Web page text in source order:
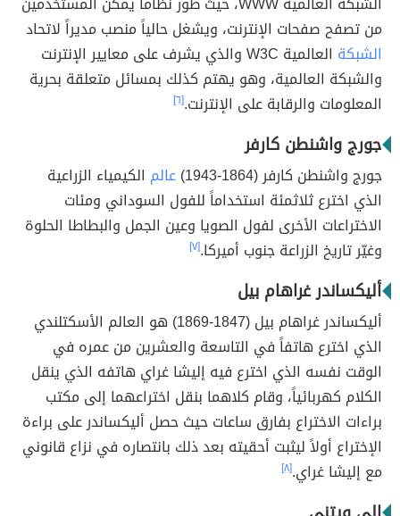
من تصفح صفحات الإنترنت، ويشغل حالياً منصب مديراً لاتحاد
الشبكة
العالمية W3C والذي يشرف على معايير الإنترنت
والشبكة العالمية، وهو يهتم كذلك بمسائل متعلقة بحرية
المعلومات والرقابة على الإنترنت.[٦]
جورج واشنطن كارفر
جورج واشنطن كارفر (1864-1943) عالم الكيمياء الزراعية
الذي اخترع ثلاثمئة استخداماً للفول السوداني ومئات
الاختراعات الأخرى لفول الصويا وعين الجمل والبطاطا الحلوة
وغيّر تاريخ الزراعة جنوب أميركا.[٧]
أليكساندر غراهام بيل
أليكساندر غراهام بيل (1847-1869) هو العالم الأسكتلندي
الذي اخترع هاتفاً في التاسعة والعشرين من عمره في
الوقت نفسه الذي اخترع فيه إليشا غراي هاتفه الذي ينقل
الكلام كهربائياً، وقام كلاهما بنقل اختراعهما إلى مكتب
براءات الاختراع بفارق ساعات حيث حصل أليكساندر على براءة
الإختراع أولاً ليثبت أحقيته بعد ذلك بانتصاره في نزاع قانوني
مع إليشا غراي.[٨]